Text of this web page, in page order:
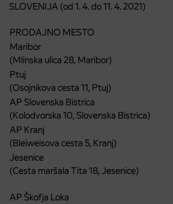
SLOVENIJA (od 1. 4. do 11. 4. 2021)
PRODAJNO MESTO
Maribor
(Mlinska ulica 28, Maribor)
Ptuj
(Osojnikova cesta 11, Ptuj)
AP Slovenska Bistrica
(Kolodvorska 10, Slovenska Bistrica)
AP Kranj
(Bleiweisova cesta 5, Kranj)
Jesenice
(Cesta maršala Tita 18, Jesenice)
AP Škofja Loka